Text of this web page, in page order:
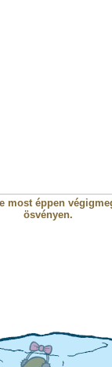
most éppen
ösvényen.